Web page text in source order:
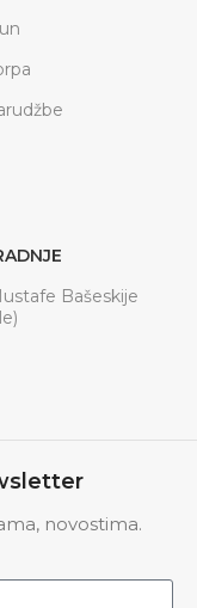
Bašeskije
novostima.